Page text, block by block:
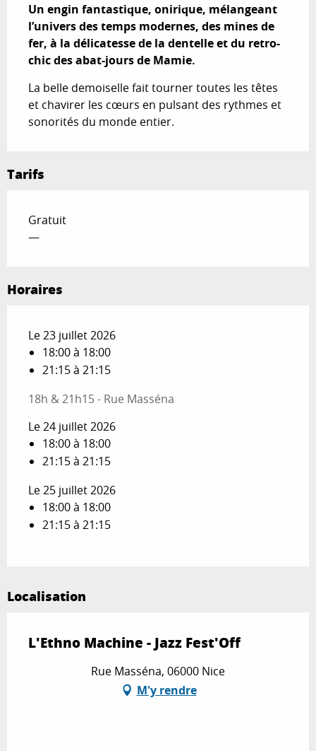
Un engin fantastique, onirique, mélangeant
l’univers des temps modernes, des mines de
fer, à la délicatesse de la dentelle et du retro-
chic des abat-jours de Mamie.
La belle demoiselle fait tourner toutes les têtes
et chavirer les cœurs en pulsant des rythmes et
sonorités du monde entier.
Tarifs
Gratuit
—
Horaires
Le 23 juillet 2026
18:00 à 18:00
21:15 à 21:15
18h & 21h15 - Rue Masséna
Le 24 juillet 2026
18:00 à 18:00
21:15 à 21:15
Le 25 juillet 2026
18:00 à 18:00
21:15 à 21:15
Localisation
L'Ethno Machine - Jazz Fest'Off
Rue Masséna, 06000 Nice
M'y rendre